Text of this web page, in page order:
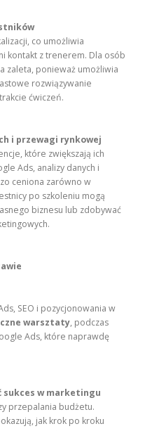
co umożliwia
kontakt z trenerem. Dla osób
zaleta, ponieważ umożliwia
rozwiązywanie
ćwiczeń.
i przewagi rynkowej
które zwiększają ich
Ads, analizy danych i
ceniona zarówno w
po szkoleniu mogą
biznesu lub zdobywać
SEO i pozycjonowania w
warsztaty, podczas
Ads, które naprawdę
sukces w marketingu
przepalania budżetu.
jak krok po kroku